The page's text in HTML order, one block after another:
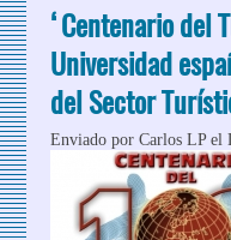
‘Centenario del
Universidad
del Sector
Enviado porCarlos LPel